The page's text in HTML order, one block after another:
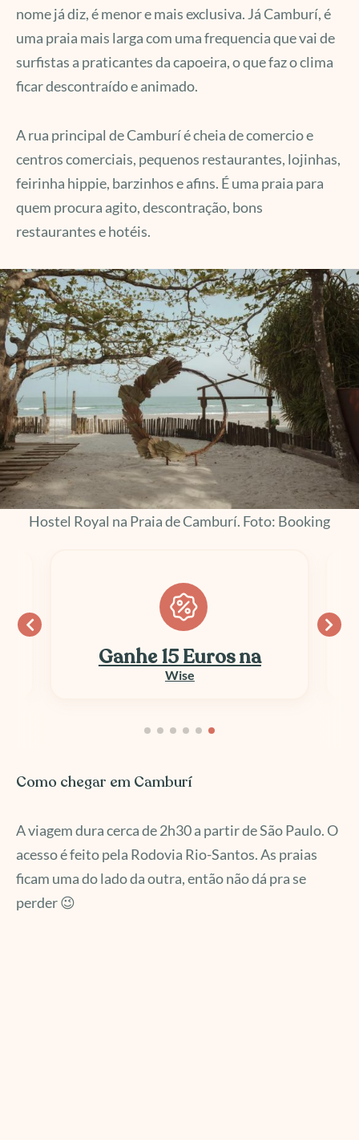
nome já diz, é menor e mais exclusiva. Já Camburí, é
uma praia mais larga com uma frequencia que vai de
surfistas a praticantes da capoeira, o que faz o clima
ficar descontraído e animado.
A rua principal de Camburí é cheia de comercio e
centros comerciais, pequenos restaurantes, lojinhas,
feirinha hippie, barzinhos e afins. É uma praia para
quem procura agito, descontração, bons
restaurantes e hotéis.
Hostel Royal na Praia de Camburí. Foto: Booking
Ganhe 15 Euros na
Wise
Como chegar em Camburí
A viagem dura cerca de 2h30 a partir de São Paulo. O
acesso é feito pela Rodovia Rio-Santos. As praias
ficam uma do lado da outra, então não dá pra se
perder 😉